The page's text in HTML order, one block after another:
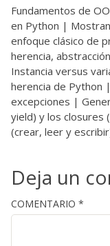
Fundamentos de
en Python |
enfoque clásico de
herencia,
Instancia versus
herencia de Python
excepciones |
yield) y los closures
(crear, leer y
Deja un
COMENTARIO *